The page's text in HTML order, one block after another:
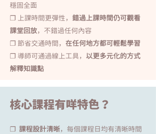
穩固全面
❐ 上課時間更彈性， 錯過上課時間仍可觀看
課堂回放，不錯過任何內容
❐ 節省交通時間， 在任何地方都可輕鬆學習
❐ 導師可通過線上工具， 以更多元化的方式
解釋知識點
核心課程有咩特色？
❐ 課程設計清晰，每個課程日均有清晰時間